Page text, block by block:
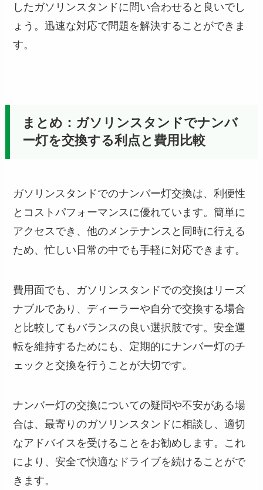
したガソリンスタンドに問い合わせると良いでし
ょう。迅速な対応で問題を解決することができま
す。
まとめ：ガソリンスタンドでナンバ
ー灯を交換する利点と費用比較
ガソリンスタンドでのナンバー灯交換は、利便性
とコストパフォーマンスに優れています。簡単に
アクセスでき、他のメンテナンスと同時に行える
ため、忙しい日常の中でも手軽に対応できます。
費用面でも、ガソリンスタンドでの交換はリーズ
ナブルであり、ディーラーや自分で交換する場合
と比較してもバランスの良い選択肢です。安全運
転を維持するためにも、定期的にナンバー灯のチ
ェックと交換を行うことが大切です。
ナンバー灯の交換についての疑問や不安がある場
合は、最寄りのガソリンスタンドに相談し、適切
なアドバイスを受けることをお勧めします。これ
により、安全で快適なドライブを続けることがで
きます。